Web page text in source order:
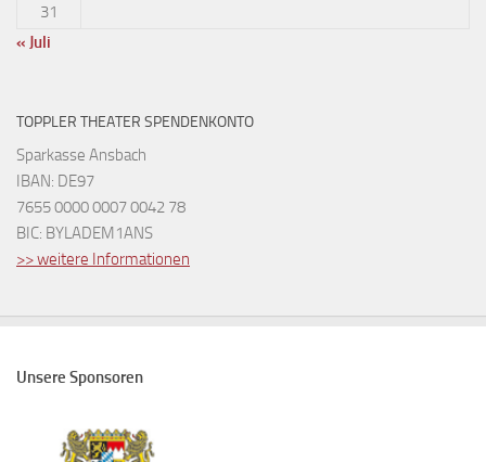
31
« Juli
TOPPLER THEATER SPENDENKONTO
Sparkasse Ansbach
IBAN: DE97
7655 0000 0007 0042 78
BIC: BYLADEM1ANS
>> weitere Informationen
Unsere Sponsoren